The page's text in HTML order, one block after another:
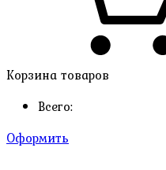
Корзина товаров
Всего:
Оформить